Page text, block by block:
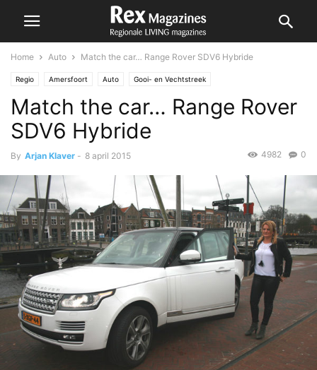
Home Auto Match the car… Range Rover SDV6 Hybride
Regio Amersfoort Auto Gooi- en Vechtstreek
Match the car… Range Rover
SDV6 Hybride
By Arjan Klaver - 8 april 2015 0
4982